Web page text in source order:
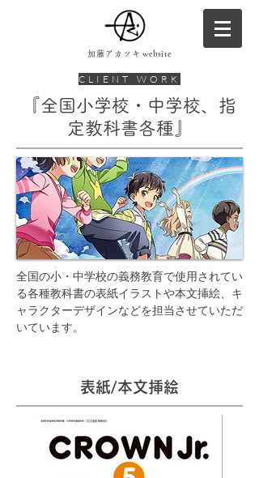
加藤アカツキ website
CLIENT WORK
『全国小学校・中学校、指
定教科書各種』
全国の小・中学校の義務教育で使用されてい
る各種教科書の表紙イラストや本文挿絵、キ
ャラクターデザインなどを担当させていただ
いています。
表紙/本文挿絵